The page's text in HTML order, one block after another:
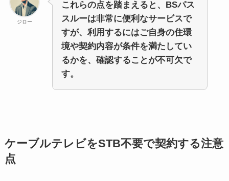
ジロー
これらの点を踏まえると、BSパス
スルーは非常に便利なサービスで
すが、利用するにはご自身の住環
境や契約内容が条件を満たしてい
るかを、確認することが不可欠で
す。
ケーブルテレビをSTB不要で契約する注意
点